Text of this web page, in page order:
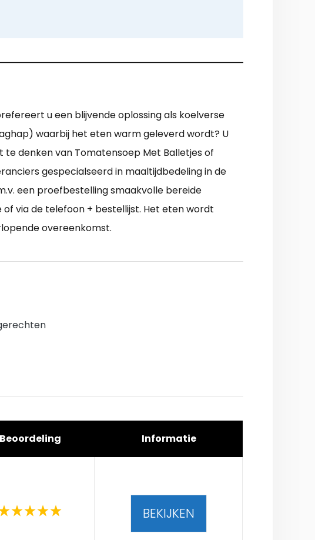
u een blijvende oplossing als koelverse
waarbij het eten warm geleverd wordt? U
denken van Tomatensoep Met Balletjes of
gespecialseerd in maaltijdbedeling in de
een proefbestelling smaakvolle bereide
via de telefoon + bestellijst. Het eten wordt
overeenkomst.
Beoordeling Informatie
BEKIJKEN